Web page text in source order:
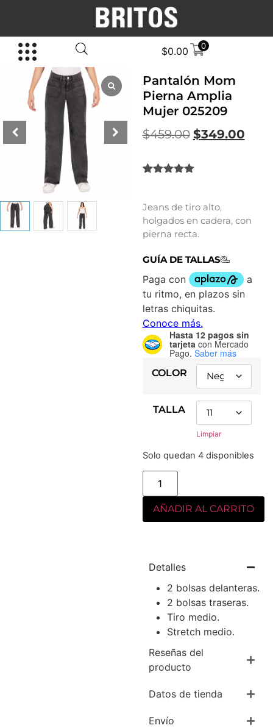
$0.00 0
Pantalón Mom
Pierna Amplia
Mujer 025209
$459.00 $349.00
5 en base
avaloración
de un
cliente
Jeans de tiro alto,
holgados en cadera, con
pierna recta.
GUÍA DE TALLAS
Hasta 12 pagos sin
tarjetacon Mercado
Pago. Saber más
COLOR
TALLA
Limpiar
Solo quedan 4 disponibles
AÑADIR AL CARRITO
Detalles
2 bolsas delanteras.
2 bolsas traseras.
Tiro medio.
Stretch medio.
Reseñas del
producto
Datos de tienda
Envío